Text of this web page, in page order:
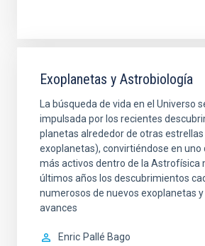
Exoplanetas y Astrobiología
La búsqueda de vida en el Universo
impulsada por los recientes
planetas alrededor de otras
exoplanetas), convirtiéndose en uno
más activos dentro de la Astrofísica
últimos años los descubrimientos
numerosos de nuevos exoplanetas
avances
Enric Pallé Bago